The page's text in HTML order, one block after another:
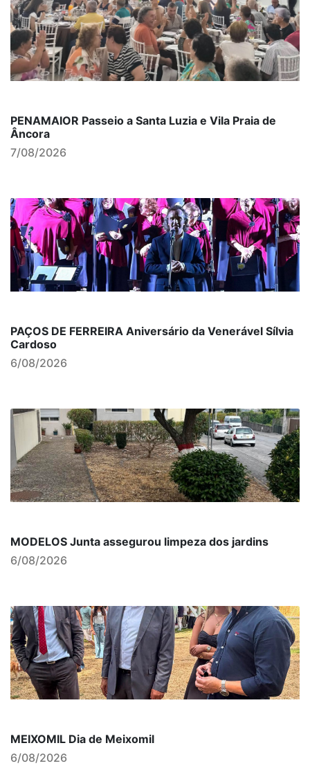
PENAMAIOR Passeio a Santa Luzia e Vila Praia de
Âncora
7/08/2026
PAÇOS DE FERREIRA Aniversário da Venerável Sílvia
Cardoso
6/08/2026
MODELOS Junta assegurou limpeza dos jardins
6/08/2026
MEIXOMIL Dia de Meixomil
6/08/2026